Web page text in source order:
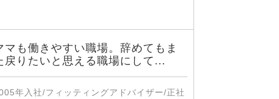
マも働きやすい職場。辞めてもま
戻りたいと思える職場にして...
年入社/フィッティングアドバイザー/正社